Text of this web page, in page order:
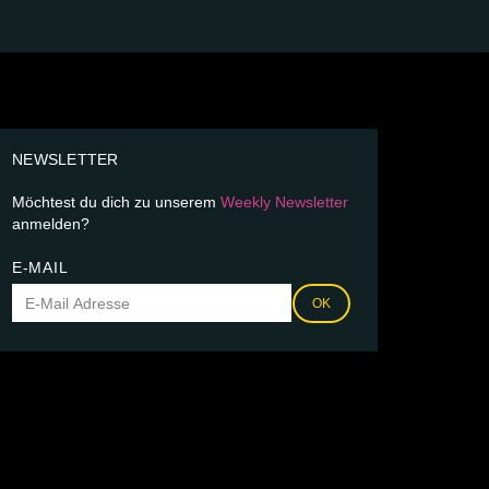
NEWSLETTER
Möchtest du dich zu unserem Weekly Newsletter
anmelden?
E-MAIL
OK